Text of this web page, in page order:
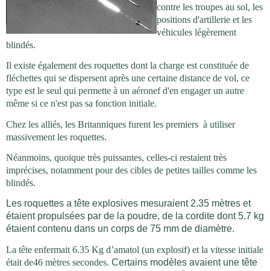
contre les troupes au sol, les
positions d'artillerie et les
véhicules légèrement
blindés.
Il existe également des roquettes dont la charge est constituée de
fléchettes qui se dispersent après une certaine distance de vol, ce
type est le seul qui permette à un aéronef d'en engager un autre
même si ce n'est pas sa fonction initiale.
Chez les alliés, les Britanniques furent les premiers à utiliser
massivement les roquettes.
Néanmoins, quoique très puissantes, celles-ci restaient très
imprécises, notamment pour des cibles de petites tailles comme les
blindés.
Les roquettes a tête explosives mesuraient 2.35 mètres et
étaient propulsées par de la poudre, de la cordite dont 5.7 kg
étaient contenu dans un corps de 75 mm de diamètre.
La tête enfermait 6.35 Kg d’amatol (un explosif) et la vitesse initiale
était de46 mètres secondes. Certains modèles avaient une tête